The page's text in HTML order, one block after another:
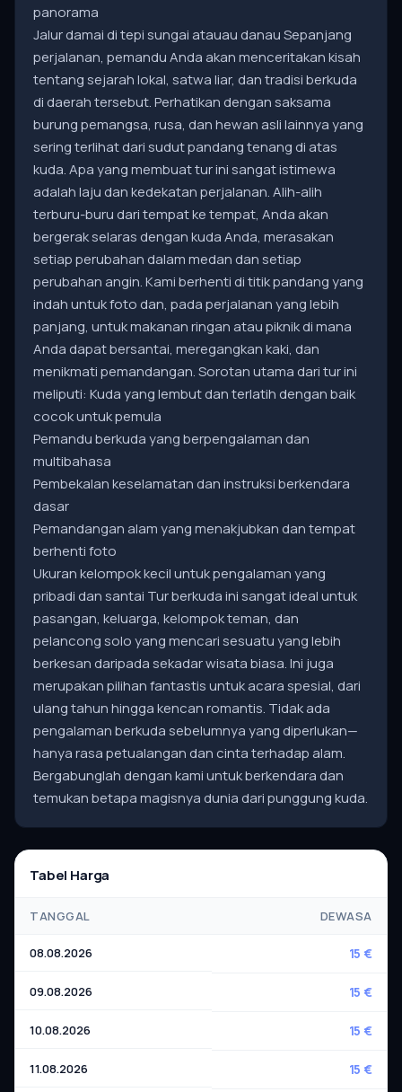
panorama
Jalur damai di tepi sungai atauau danau Sepanjang
perjalanan, pemandu Anda akan menceritakan kisah
tentang sejarah lokal, satwa liar, dan tradisi berkuda
di daerah tersebut. Perhatikan dengan saksama
burung pemangsa, rusa, dan hewan asli lainnya yang
sering terlihat dari sudut pandang tenang di atas
kuda. Apa yang membuat tur ini sangat istimewa
adalah laju dan kedekatan perjalanan. Alih-alih
terburu-buru dari tempat ke tempat, Anda akan
bergerak selaras dengan kuda Anda, merasakan
setiap perubahan dalam medan dan setiap
perubahan angin. Kami berhenti di titik pandang yang
indah untuk foto dan, pada perjalanan yang lebih
panjang, untuk makanan ringan atau piknik di mana
Anda dapat bersantai, meregangkan kaki, dan
menikmati pemandangan. Sorotan utama dari tur ini
meliputi: Kuda yang lembut dan terlatih dengan baik
cocok untuk pemula
Pemandu berkuda yang berpengalaman dan
multibahasa
Pembekalan keselamatan dan instruksi berkendara
dasar
Pemandangan alam yang menakjubkan dan tempat
berhenti foto
Ukuran kelompok kecil untuk pengalaman yang
pribadi dan santai Tur berkuda ini sangat ideal untuk
pasangan, keluarga, kelompok teman, dan
pelancong solo yang mencari sesuatu yang lebih
berkesan daripada sekadar wisata biasa. Ini juga
merupakan pilihan fantastis untuk acara spesial, dari
ulang tahun hingga kencan romantis. Tidak ada
pengalaman berkuda sebelumnya yang diperlukan—
hanya rasa petualangan dan cinta terhadap alam.
Bergabunglah dengan kami untuk berkendara dan
temukan betapa magisnya dunia dari punggung kuda.
Tabel Harga
TANGGAL DEWASA
08.08.2026 15 €
09.08.2026 15 €
10.08.2026 15 €
11.08.2026 15 €